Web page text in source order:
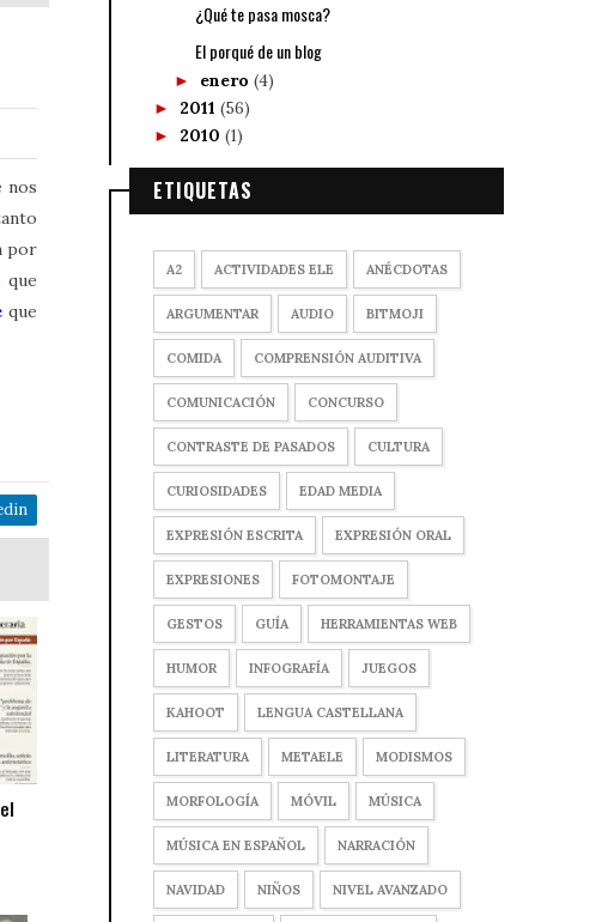
nos
por
que
que
¿Qué te pasa mosca?
El porqué de un blog
► enero (4)
► 2011 (56)
► 2010 (1)
ETIQUETAS
A2 ACTIVIDADES ELE ANÉCDOTAS
ARGUMENTAR AUDIO BITMOJI
COMIDA COMPRENSIÓN AUDITIVA
COMUNICACIÓN CONCURSO
CONTRASTE DE PASADOS CULTURA
CURIOSIDADES EDAD MEDIA
EXPRESIÓN ESCRITA EXPRESIÓN ORAL
EXPRESIONES FOTOMONTAJE
GESTOS GUÍA HERRAMIENTAS WEB
HUMOR INFOGRAFÍA JUEGOS
KAHOOT LENGUA CASTELLANA
LITERATURA METAELE MODISMOS
MORFOLOGÍA MÓVIL MÚSICA
MÚSICA EN ESPAÑOL NARRACIÓN
NAVIDAD NIÑOS NIVEL AVANZADO